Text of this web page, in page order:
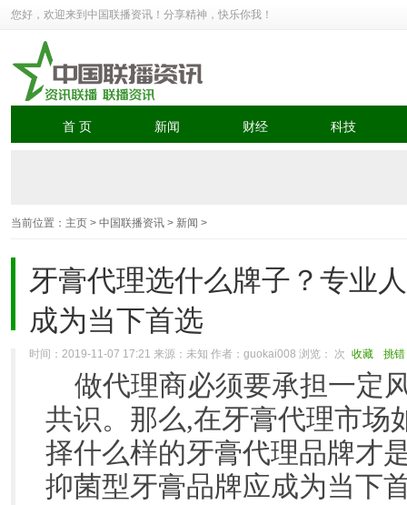
您好，欢迎来到中国联播资讯！分享精神，快乐你我！
首 页 新闻 财经 科技
当前位置： 主页 > 中国联播资讯 > 新闻 >
牙膏代理选什么牌子？专业
成为当下首选
时间：2019-11-07 17:21 来源：未知 作者：guokai008 浏览： 次 收藏 挑错
做代理商必须要承担一定
共识。那么,在牙膏代理市场
择什么样的牙膏代理品牌才
抑菌型牙膏品牌应成为当下